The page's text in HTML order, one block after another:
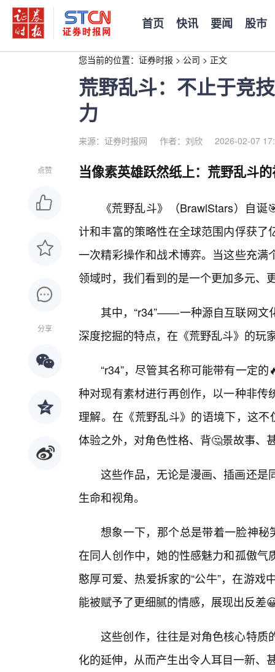
首页 快讯 要闻 股市
您当前的位置： 证券时报 > 公司 > 正文
荒野乱斗：不止于竞
力
来源：证券时报网 作者：刘欣 2026-02-07
点赞
分享
当像素英雄跃然纸上：荒野乱斗
《荒野乱斗》（BrawlStars）自
计和丰富的策略性在全球范围内俘获
一次精彩操作和战术博弈。当这些充
领域时，我们看到的是一个更加多元、
其中，“r34”——一种源自互联网文
深度挖掘的特点，在《荒野乱斗》的玩
“r34”，尽管其名称可能带有一定
种对现有素材进行再创作，以一种非
理解。在《荒野乱斗》的语境下，这
体验之外，对角色性格、背🤔景故事、
这些作品，无论是漫画、插画还是
生命和视角。
想象一下，那个总是带着一脸神秘
在同人创作中，她的性感魅力和孤傲
憨厚可爱、热爱拆家的“公牛”，在游戏
能被赋予了更细腻的情感，展现出反差
这些创作，往往是对角色核心特质
化的延伸，从而产生出令人耳目一新、